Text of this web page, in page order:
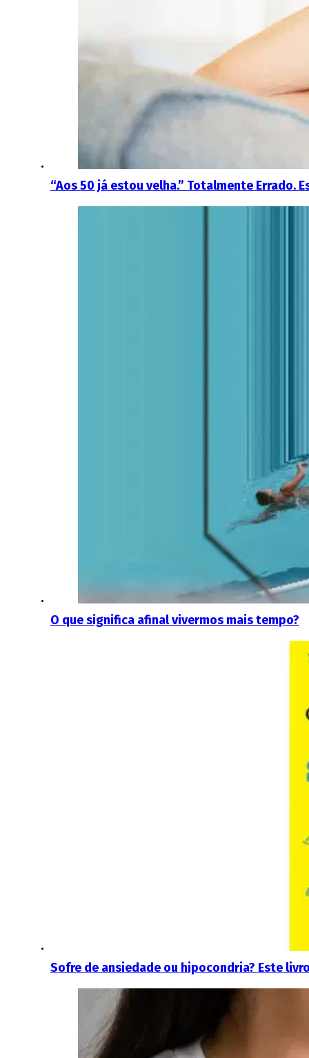
“Aos 50 já estou velha.” Totalmente Errado.
O que significa afinal vivermos mais tempo?
Sofre de ansiedade ou hipocondria? Este